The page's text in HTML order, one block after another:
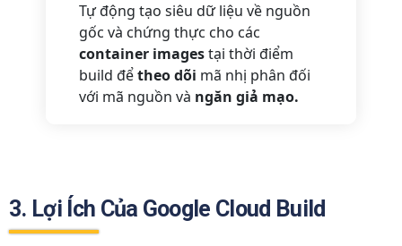
Tự động tạo siêu dữ liệu về nguồn
gốc và chứng thực cho các
container imagestại thời điểm
build đểtheo dõi mã nhị phân đối
với mã nguồn và ngăn giả mạo.
3. Lợi Ích Của Google Cloud Build